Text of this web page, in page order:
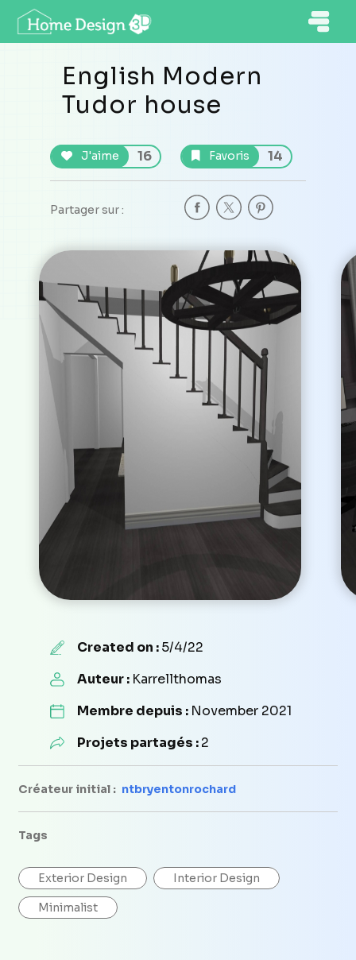
English Modern
Tudor house
J'aime 16 Favoris 14
Partager sur :
Created on :5/4/22
Auteur : Karrellthomas
Membre depuis : November 2021
Projets partagés :2
Créateur initial : ntbryentonrochard
Tags
Exterior Design Interior Design
Minimalist